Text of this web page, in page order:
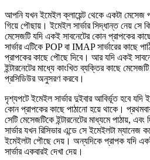
আপনি যখন ইমেইল ক্লায়েন্ট থেকে একটা মেসেজ
গিয়ে পৌছায়। ইমেইল সার্ভার সিদ্ধান্ত নেয় সে
মেসেজটি যদি একই সাবনেটের কোন প্রাপকের
সার্ভার এটিকে POP বা IMAP সার্ভারের কাছে
প্রাপকের কাছে পৌছে দিবে। আর যদি একই
ইন্টারনেটের মাধ্যে কাংখিত ব্যক্তির কাছে
প্রসিডিউর অনুসরণ করবে।
দৃশ্যপটে ইমেইল সার্ভার দুইবার আবির্ভূত হবে যদি
কোন প্রাপকের কাছে পাঠানো হয়ে থাকে।
সেটি মেসেজটিকে ইন্টারনেটের মাধ্যমে পাঠায়,
সার্ভার যখন রিসিভার এন্ডে সে ইমেইলটা ম্যানেজ
ইমেইলটা পৌছে দেয়। অন্যদিকে প্রাপক যদি
সার্ভার একবারই দেখা দেয়।